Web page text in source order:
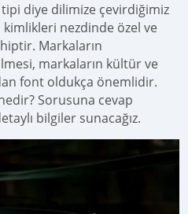
tipi diye dilimize çevirdiğimiz
nezdinde özel ve
Markaların
markaların kültür ve
font oldukça önemlidir.
Sorusuna cevap
bilgiler sunacağız.